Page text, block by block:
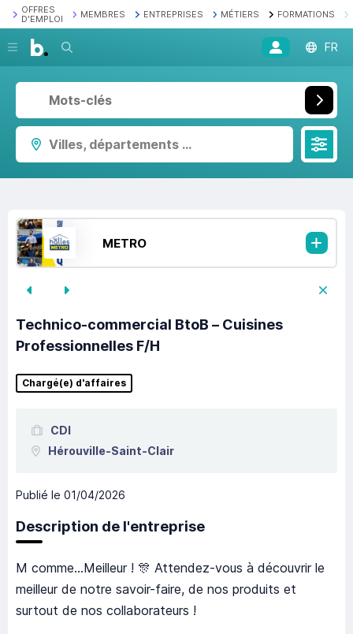
OFFRES
D'EMPLOI
MEMBRES ENTREPRISES MÉTIERS FORMATIONS
Recherche FR
Villes, départements ...
METRO
Technico-commercial BtoB – Cuisines
Professionnelles F/H
Chargé(e) d'affaires
CDI
Hérouville-Saint-Clair
Publié le 01/04/2026
Description de l'entreprise
M comme...Meilleur ! 🎊 Attendez-vous à découvrir le
meilleur de notre savoir-faire, de nos produits et
surtout de nos collaborateurs !